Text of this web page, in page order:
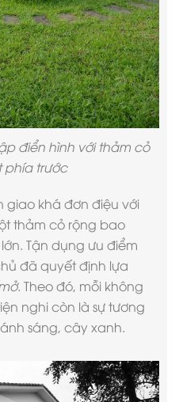
điển hình với thảm cỏ
phía trước
giao khá đơn điệu với
thảm cỏ rộng bao
Tận dụng ưu điểm
đã quyết định lựa
. Theo đó, mỗi không
nghi còn là sự tương
sáng, cây xanh.